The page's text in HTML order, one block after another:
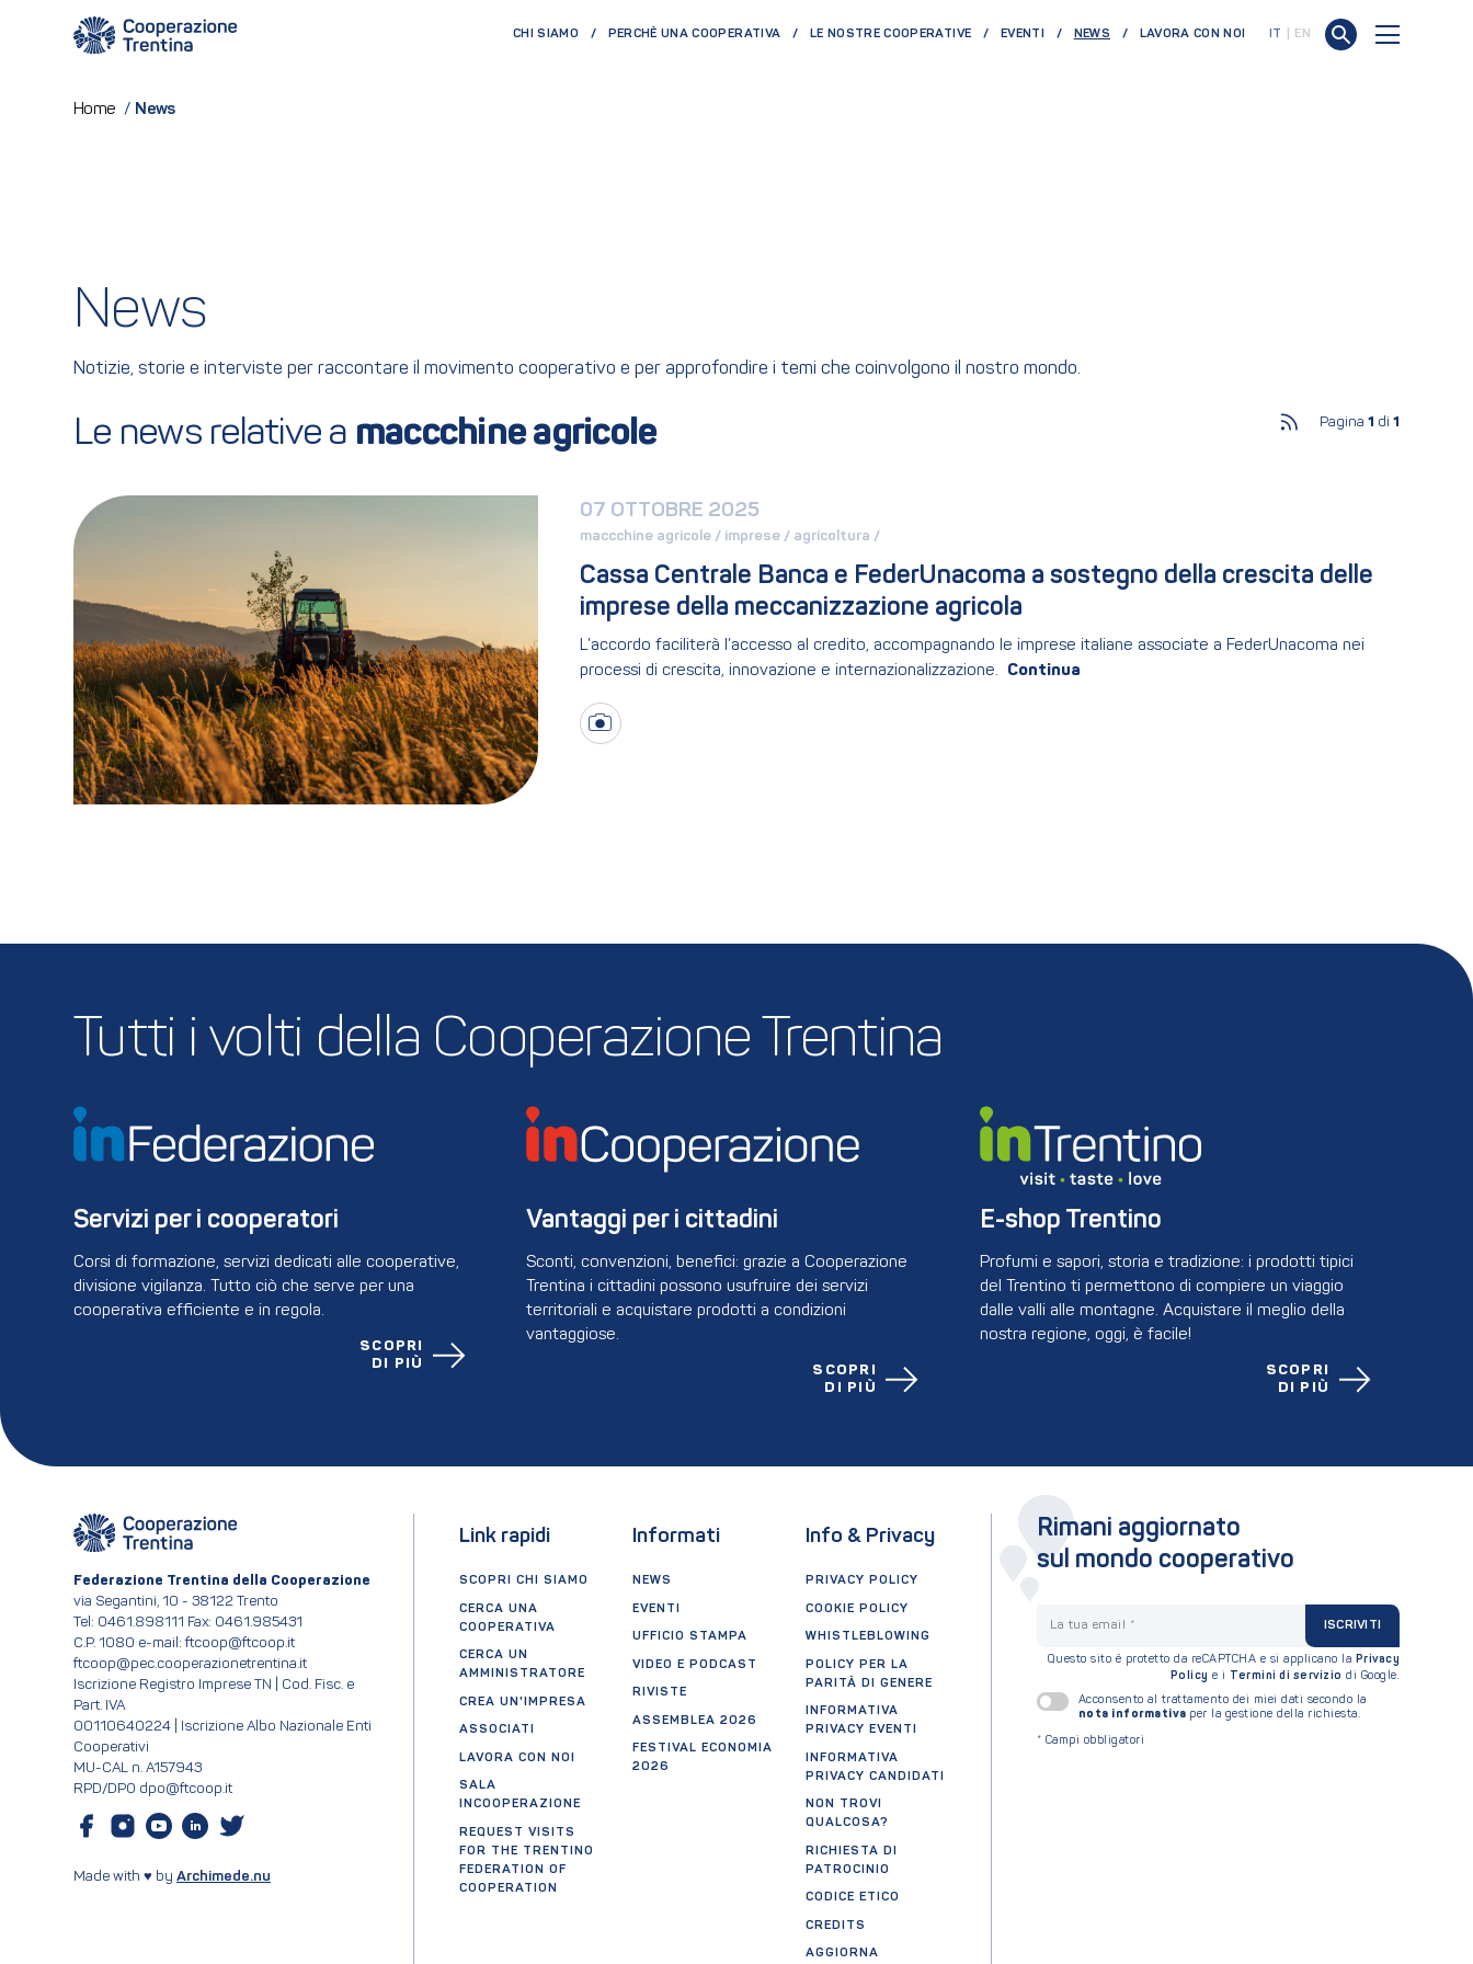
CHI SIAMO PERCHÈ UNA COOPERATIVA LE NOSTRE COOPERATIVE EVENTI NEWS(CURRENT)LAVORA CON NOI IT EN
Home / News
News
Notizie, storie e interviste per raccontare il movimento cooperativo e per approfondire i temi che coinvolgono il nostro mondo.
Le news relative a maccchine agricole Pagina 1 di 1
07 OTTOBRE 2025
maccchine agricole / imprese / agricoltura /
Cassa Centrale Banca e FederUnacoma a sostegno della crescita delle
imprese della meccanizzazione agricola
L’accordo faciliterà l’accesso al credito, accompagnando le imprese italiane associate a FederUnacoma nei
processi di crescita, innovazione e internazionalizzazione.
Tutti i volti della Cooperazione Trentina
Servizi per i cooperatori
Corsi di formazione, servizi dedicati alle cooperative,
divisione vigilanza. Tutto ciò che serve per una
cooperativa efficiente e in regola.
SCOPRI
DI PIÙ
Vantaggi per i cittadini
Sconti, convenzioni, benefici: grazie a Cooperazione
Trentina i cittadini possono usufruire dei servizi
territoriali e acquistare prodotti a condizioni
vantaggiose.
SCOPRI
DI PIÙ
E-shop Trentino
Profumi e sapori, storia e tradizione: i prodotti tipici
del Trentino ti permettono di compiere un viaggio
dalle valli alle montagne. Acquistare il meglio della
nostra regione, oggi, è facile!
SCOPRI
DI PIÙ
Federazione Trentina della Cooperazione
via Segantini, 10 - 38122 Trento
Tel: 0461.898111 Fax: 0461.985431
C.P. 1080 e-mail: ftcoop@ftcoop.it
ftcoop@pec.cooperazionetrentina.it
Iscrizione Registro Imprese TN | Cod. Fisc. e
Part. IVA
00110640224 | Iscrizione Albo Nazionale Enti
Cooperativi
MU-CAL n. A157943
RPD/DPO dpo@ftcoop.it
Made with ♥ by Archimede.nu
Link rapidi
SCOPRI CHI SIAMO
CERCA UNA
COOPERATIVA
CERCA UN
AMMINISTRATORE
CREA UN'IMPRESA
ASSOCIATI
LAVORA CON NOI
SALA
INCOOPERAZIONE
REQUEST VISITS
FOR THE TRENTINO
FEDERATION OF
COOPERATION
Informati
NEWS
EVENTI
UFFICIO STAMPA
VIDEO E PODCAST
RIVISTE
ASSEMBLEA 2026
FESTIVAL ECONOMIA
2026
Info & Privacy
PRIVACY POLICY
COOKIE POLICY
WHISTLEBLOWING
POLICY PER LA
PARITÀ DI GENERE
INFORMATIVA
PRIVACY EVENTI
INFORMATIVA
PRIVACY CANDIDATI
NON TROVI
QUALCOSA?
RICHIESTA DI
PATROCINIO
CODICE ETICO
CREDITS
AGGIORNA
Rimani aggiornato
sul mondo cooperativo
ISCRIVITI
Questo sito è protetto da reCAPTCHA e si applicano la Privacy
Policy e i Termini di servizio di Google.
Acconsento al trattamento dei miei dati secondo la
nota informativa per la gestione della richiesta.
* Campi obbligatori